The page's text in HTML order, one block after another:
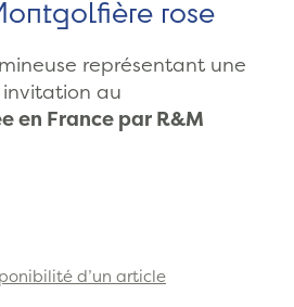
rose
représentant une
au
en France par R&M
d’un article